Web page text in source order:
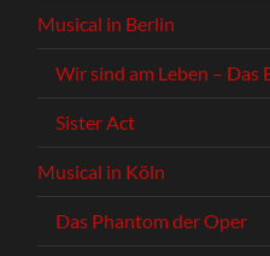
Musical in Berlin
Wir sind am Leben – Das
Sister Act
Musical in Köln
Das Phantom der Oper